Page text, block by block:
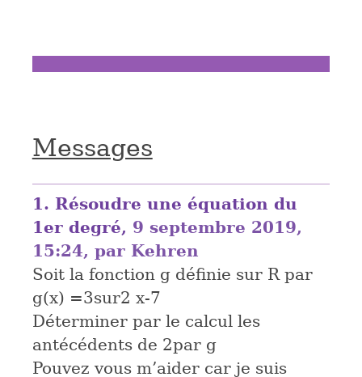
Messages
1. Résoudre une équation du
1er degré, 9 septembre 2019,
15:24, par Kehren
Soit la fonction g définie sur R par
g(x) =3sur2 x-7
Déterminer par le calcul les
antécédents de 2par g
Pouvez vous m’aider car je suis